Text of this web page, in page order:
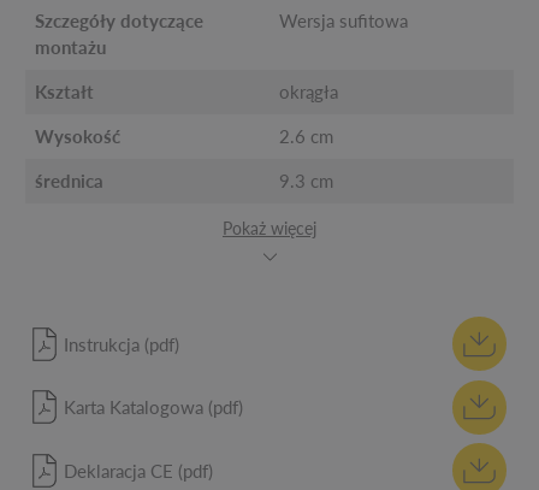
Szczegóły dotyczące
montażu
Wersja sufitowa
Kształt okrągła
Wysokość 2.6 cm
średnica 9.3 cm
Pokaż więcej
Instrukcja (pdf)
Karta Katalogowa (pdf)
Deklaracja CE (pdf)